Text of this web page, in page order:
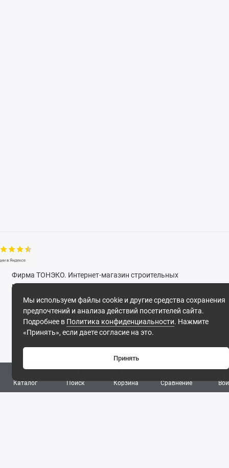
Каталог Поиск Корзина
0
Сравнение
Мы используем файлы cookie и другие средства сохранения
предпочтений и анализа действий посетителей сайта.
Подробнее в Политика конфиденциальности. Нажмите
«Принять», если даете согласие на это.
Принять
Фирма ТОНЭКО. Интернет-магазин строительных
материалов.
2026
Поддержка
8 (495) 142-53-32
8 (977) 844-53-32